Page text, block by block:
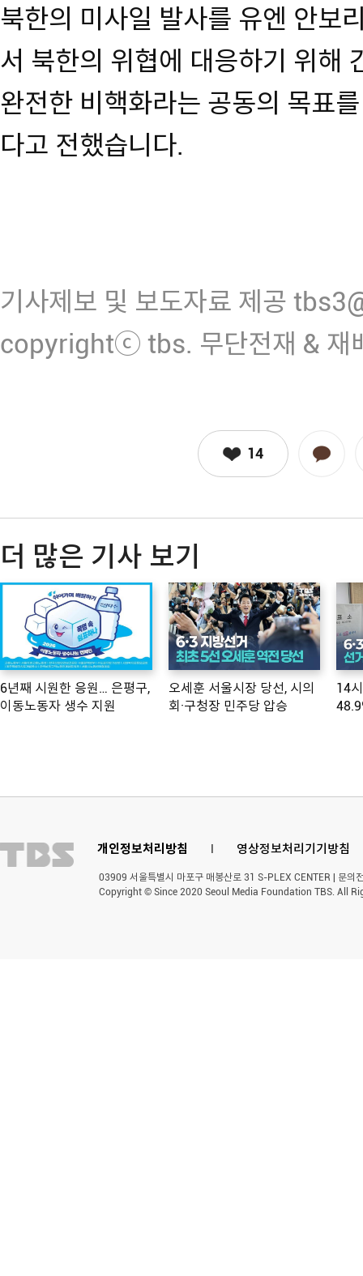
북한의 미사일 발사를 유엔 안보
서 북한의 위협에 대응하기 위해
완전한 비핵화라는 공동의 목표
다고 전했습니다.
기사제보 및 보도자료 제공
copyrightⓒ tbs. 무단전재 & 재
14
더 많은 기사 보기
6년째 시원한 응원… 은평구,
이동노동자 생수 지원
오세훈 서울시장 당선, 시의
회·구청장 민주당 압승
14
개인정보처리방침 영상정보처리기기방침
03909 서울특별시 마포구 매봉산로 31 S-PLEX CENTER | 문
Copyright © Since 2020 Seoul Media Foundation TBS. All